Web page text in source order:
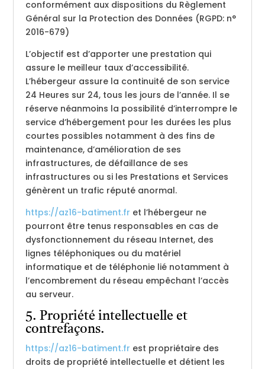
conformément aux dispositions du Règlement
Général sur la Protection des Données (RGPD: n°
2016-679)
L’objectif est d’apporter une prestation qui
assure le meilleur taux d’accessibilité.
L’hébergeur assure la continuité de son service
24 Heures sur 24, tous les jours de l’année. Il se
réserve néanmoins la possibilité d’interrompre le
service d’hébergement pour les durées les plus
courtes possibles notamment à des fins de
maintenance, d’amélioration de ses
infrastructures, de défaillance de ses
infrastructures ou si les Prestations et Services
génèrent un trafic réputé anormal.
https://az16-batiment.fr et l’hébergeur ne
pourront être tenus responsables en cas de
dysfonctionnement du réseau Internet, des
lignes téléphoniques ou du matériel
informatique et de téléphonie lié notamment à
l’encombrement du réseau empêchant l’accès
au serveur.
5. Propriété intellectuelle et
contrefaçons.
https://az16-batiment.fr est propriétaire des
droits de propriété intellectuelle et détient les